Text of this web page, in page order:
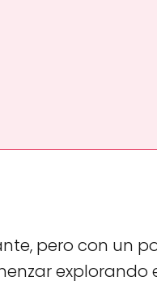
pero con un
explorando